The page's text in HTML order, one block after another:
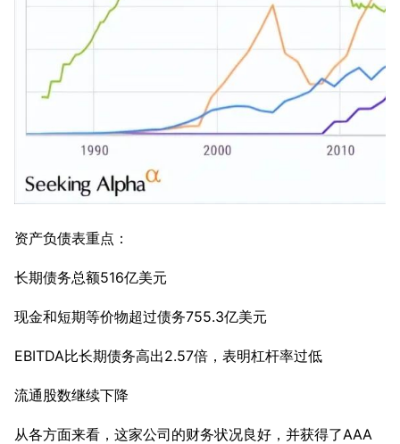
资产负债表重点：
长期债务总额516亿美元
现金和短期等价物超过债务755.3亿美元
EBITDA比长期债务高出2.57倍，表明杠杆率过低
流通股数继续下降
从各方面来看，这家公司的财务状况良好，并获得了AAA